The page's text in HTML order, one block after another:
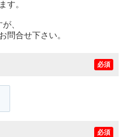
す。
、
問合せ下さい。
必須
必須